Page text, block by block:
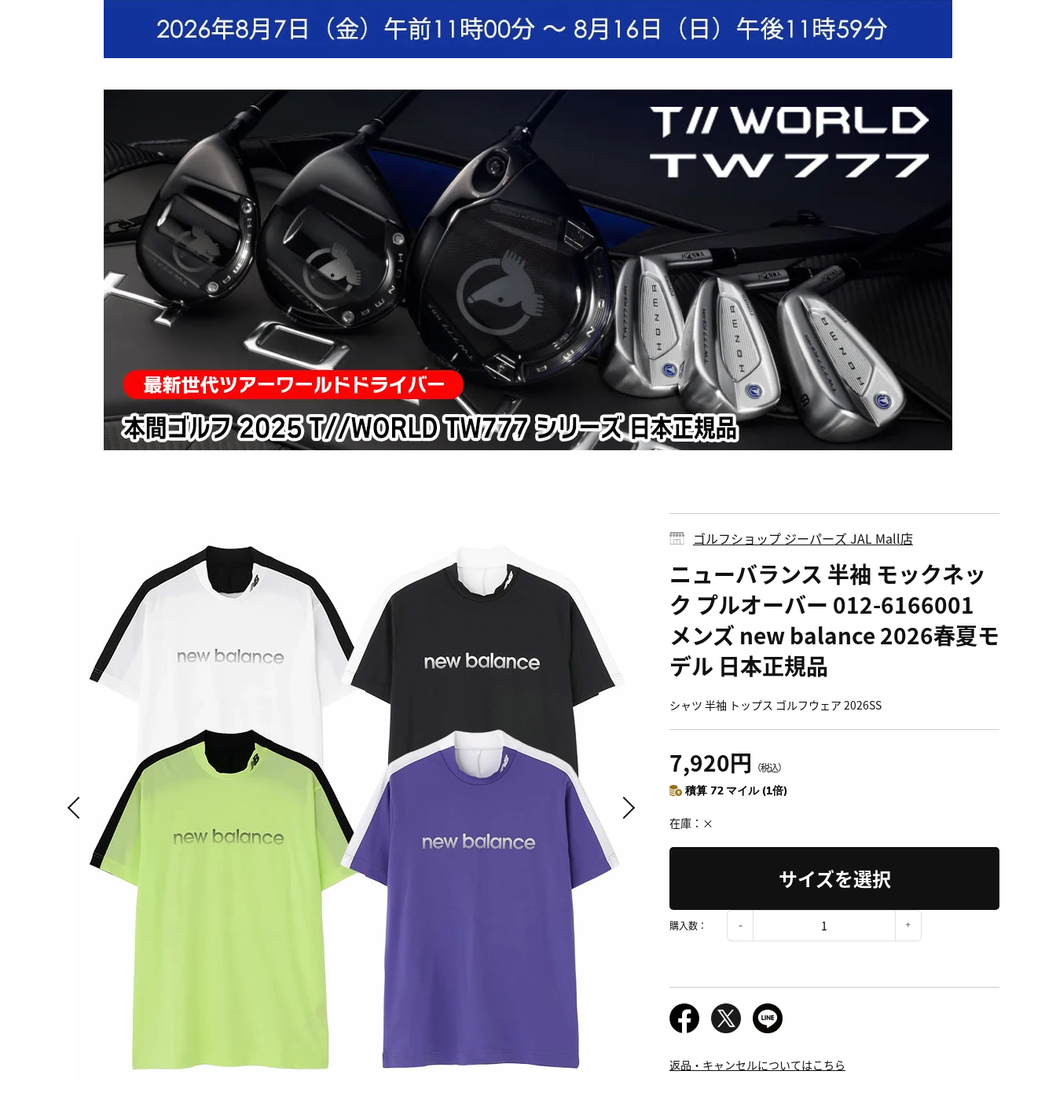
ゴルフショップ ジーパーズ JAL Mall店
ニューバランス 半袖 モックネッ
ク プルオーバー 012-6166001
メンズ new balance 2026春夏モ
デル 日本正規品
シャツ 半袖 トップス ゴルフウェア 2026SS
7,920円 （税込）
積算 72 マイル (1倍)
在庫 ×
サイズを選択
購入数：
返品・キャンセルについてはこちら